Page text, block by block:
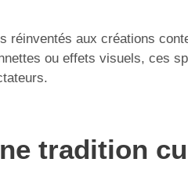
aux créations
ou effets visuels, ces
tradition